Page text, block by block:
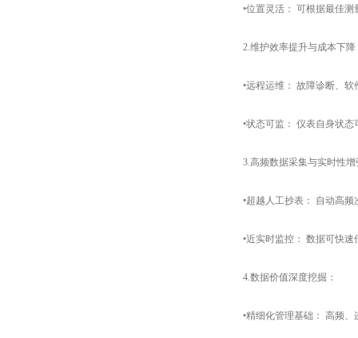
•​​位置灵活：​​ 可根据最佳测
2.维护效率提升与成本下降
•远程运维：​​ 故障诊断、软
•状态可监：​​ 仪表自身状态
3.高频数据采集与实时性增
•超越人工抄表：​​ 自动高频
•近实时监控：​​ 数据可快速
4.​​数据价值深度挖掘：​​
•精细化管理基础：​​ 高频、